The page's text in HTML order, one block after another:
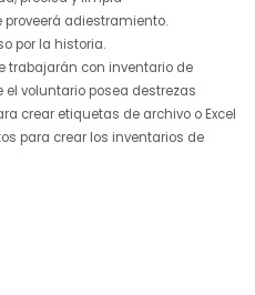
proveerá adiestramiento.
por la historia.
trabajarán con inventario de
el voluntario posea destrezas
crear etiquetas de archivo o Excel
para crear los inventarios de